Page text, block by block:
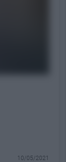
10/05/2021